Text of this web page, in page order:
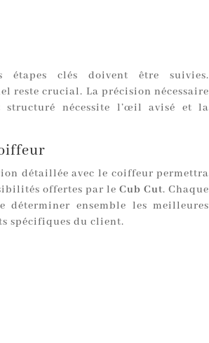
étapes clés doivent être suivies.
reste crucial. La précision nécessaire
nécessite l’œil avisé et la
détaillée avec le coiffeur permettra
offertes par leCub Cut. Chaque
ensemble les meilleures
spécifiques du client.